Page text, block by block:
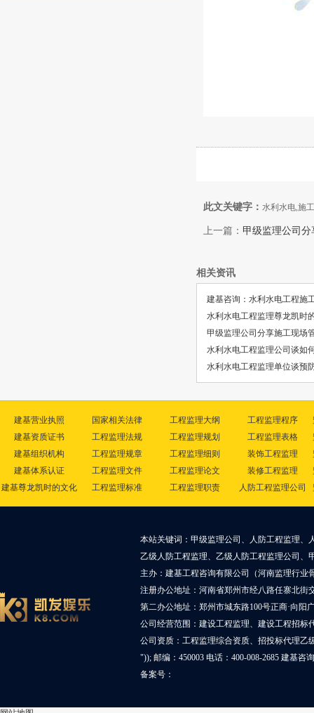
此文关键字： 水利水电,施
上一篇： 甲级监理公司
相关资讯
建基咨询：水利水电工程施
水利水电工程监理尊龙凯时
甲级监理公司分享施工现场
水利水电工程监理公司谈如
水利水电工程监理单位谈预
建基营业执照
建基资质证书
建基组织机构
建基体系认证
建基尊龙凯时的文化
国家相关法律
工程监理法规
工程监理规章
工程监理文件
工程监理标准
工程监理大纲
工程监理规划
工程监理细则
工程监理论文
工程监理职责
工程监理程序
工程监理表格
装饰工程监理
装修工程监理
人防工程监理公司
本站关键词：甲级监理公司、人防工程监理、
乙级人防工程监理、乙级人防工程监理公司、
主办：建基工程咨询有限公司（河南监理行业
注册办公地址：河南省郑州市经八路任寨北街
第二办公地址：郑州市城东路100号正商·向阳
公司经营范围：建设工程监理、建设工程招标
公司资质：工程监理综合资质、招投标代理乙
")); 邮编：450003 电话：400-008-2685 建基咨
备案号：